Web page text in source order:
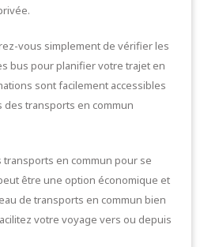
vous simplement de vérifier les
bus pour planifier votre trajet en
sont facilement accessibles
transports en commun
transports en commun pour se
être une option économique et
de transports en commun bien
votre voyage vers ou depuis